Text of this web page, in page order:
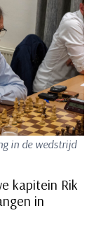
in de wedstrijd
kapitein Rik
in